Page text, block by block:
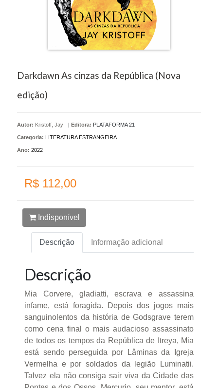
Darkdawn As cinzas da República (Nova
edição)
Autor: Kristoff, Jay | Editora: PLATAFORMA 21
Categoria: LITERATURA ESTRANGEIRA
Ano: 2022
R$ 112,00
Indisponível
Descrição Informação adicional
Descrição
Mia Corvere, gladiatti, escrava e assassina
infame, está foragida. Depois dos jogos mais
sanguinolentos da história de Godsgrave terem
como cena final o mais audacioso assassinato
de todos os tempos da República de Itreya, Mia
está sendo perseguida por Lâminas da Igreja
Vermelha e por soldados da legião Luminatii.
Talvez ela não consiga sair viva da Cidade das